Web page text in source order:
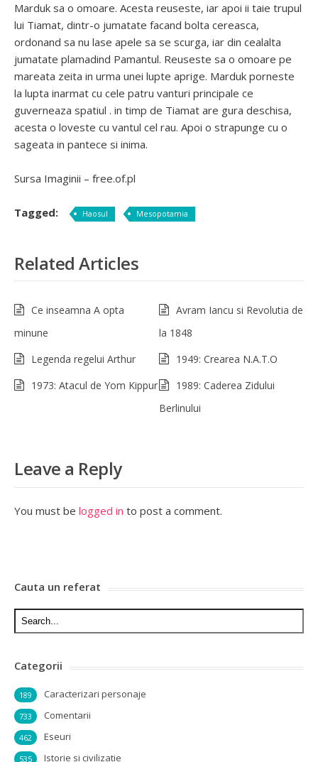
Marduk sa o omoare. Acesta reuseste, iar apoi ii taie trupul
lui Tiamat, dintr-o jumatate facand bolta cereasca,
ordonand sa nu lase apele sa se scurga, iar din cealalta
jumatate plamadind Pamantul. Reuseste sa o omoare pe
mareata zeita in urma unei lupte aprige. Marduk porneste
la lupta inarmat cu cele patru vanturi principale ce
guverneaza spatiul . in timp de Tiamat are gura deschisa,
acesta o loveste cu vantul cel rau. Apoi o strapunge cu o
sageata in pantece si inima.
Sursa Imaginii – free.of.pl
Tagged: Haosul Mesopotamia
Related Articles
Ce inseamna A opta
minune
Avram Iancu si Revolutia de
la 1848
Legenda regelui Arthur
1949: Crearea N.A.T.O
1973: Atacul de Yom Kippur
1989: Caderea Zidului
Berlinului
Leave a Reply
You must be logged in to post a comment.
Cauta un referat
Categorii
Caracterizari personaje
189
Comentarii
733
Eseuri
462
Istorie si civilizatie
535